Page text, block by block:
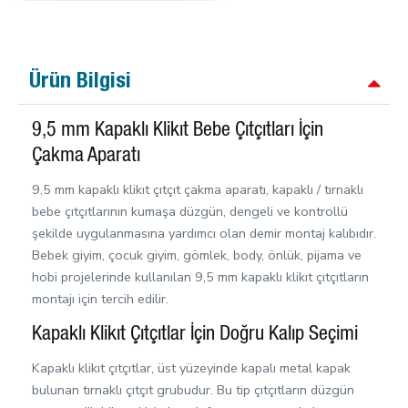
Ürün Bilgisi
9,5 mm Kapaklı Klikıt Bebe Çıtçıtları İçin
Çakma Aparatı
9,5 mm kapaklı klikıt çıtçıt çakma aparatı, kapaklı / tırnaklı
bebe çıtçıtlarının kumaşa düzgün, dengeli ve kontrollü
şekilde uygulanmasına yardımcı olan demir montaj kalıbıdır.
Bebek giyim, çocuk giyim, gömlek, body, önlük, pijama ve
hobi projelerinde kullanılan 9,5 mm kapaklı klikıt çıtçıtların
montajı için tercih edilir.
Kapaklı Klikıt Çıtçıtlar İçin Doğru Kalıp Seçimi
Kapaklı klikıt çıtçıtlar, üst yüzeyinde kapalı metal kapak
bulunan tırnaklı çıtçıt grubudur. Bu tip çıtçıtların düzgün